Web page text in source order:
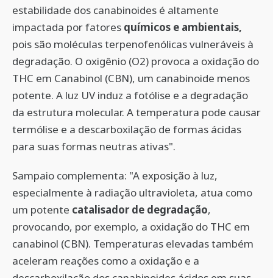
estabilidade dos canabinoides é altamente
impactada por fatores químicos e ambientais,
pois são moléculas terpenofenólicas vulneráveis à
degradação. O oxigênio (O2) provoca a oxidação do
THC em Canabinol (CBN), um canabinoide menos
potente. A luz UV induz a fotólise e a degradação
da estrutura molecular. A temperatura pode causar
termólise e a descarboxilação de formas ácidas
para suas formas neutras ativas".
Sampaio complementa: "A exposição à luz,
especialmente à radiação ultravioleta, atua como
um potente catalisador de degradação,
provocando, por exemplo, a oxidação do THC em
canabinol (CBN). Temperaturas elevadas também
aceleram reações como a oxidação e a